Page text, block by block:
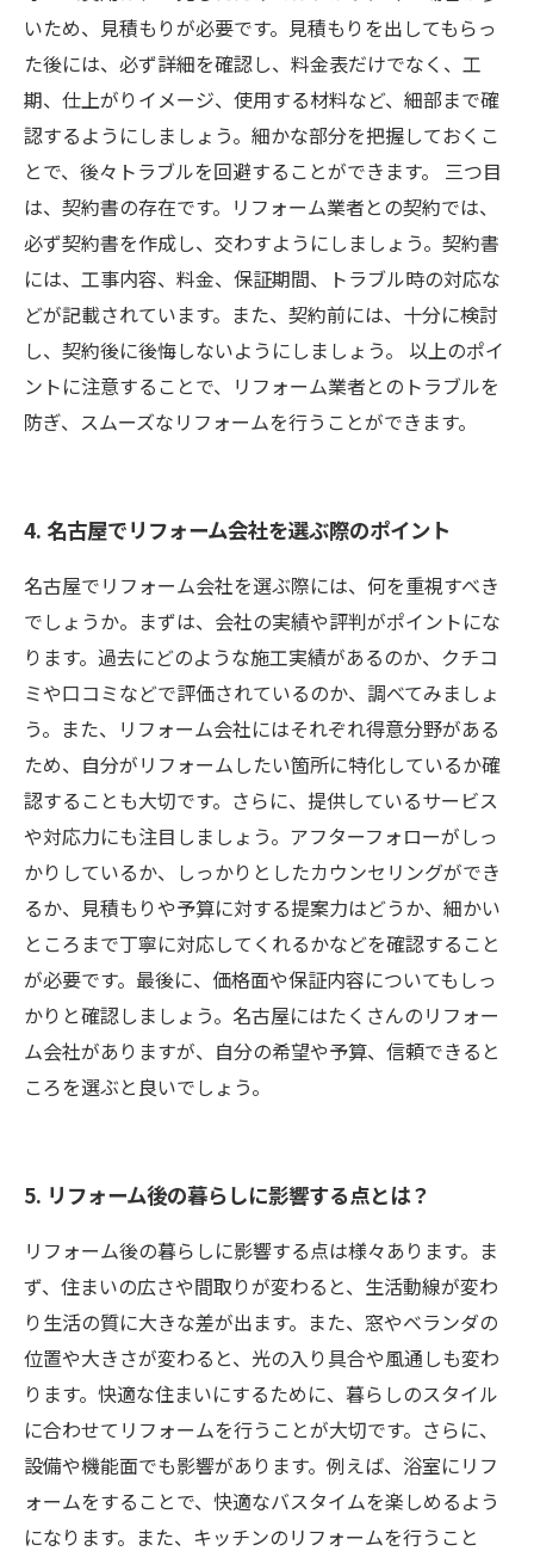
いため、見積もりが必要です。見積もりを出してもらっ
た後には、必ず詳細を確認し、料金表だけでなく、工
期、仕上がりイメージ、使用する材料など、細部まで確
認するようにしましょう。細かな部分を把握しておくこ
とで、後々トラブルを回避することができます。 三つ目
は、契約書の存在です。リフォーム業者との契約では、
必ず契約書を作成し、交わすようにしましょう。契約書
には、工事内容、料金、保証期間、トラブル時の対応な
どが記載されています。また、契約前には、十分に検討
し、契約後に後悔しないようにしましょう。 以上のポイ
ントに注意することで、リフォーム業者とのトラブルを
防ぎ、スムーズなリフォームを行うことができます。
4. 名古屋でリフォーム会社を選ぶ際のポイント
名古屋でリフォーム会社を選ぶ際には、何を重視すべき
でしょうか。まずは、会社の実績や評判がポイントにな
ります。過去にどのような施工実績があるのか、クチコ
ミや口コミなどで評価されているのか、調べてみましょ
う。また、リフォーム会社にはそれぞれ得意分野がある
ため、自分がリフォームしたい箇所に特化しているか確
認することも大切です。さらに、提供しているサービス
や対応力にも注目しましょう。アフターフォローがしっ
かりしているか、しっかりとしたカウンセリングができ
るか、見積もりや予算に対する提案力はどうか、細かい
ところまで丁寧に対応してくれるかなどを確認すること
が必要です。最後に、価格面や保証内容についてもしっ
かりと確認しましょう。名古屋にはたくさんのリフォー
ム会社がありますが、自分の希望や予算、信頼できると
ころを選ぶと良いでしょう。
5. リフォーム後の暮らしに影響する点とは？
リフォーム後の暮らしに影響する点は様々あります。ま
ず、住まいの広さや間取りが変わると、生活動線が変わ
り生活の質に大きな差が出ます。また、窓やベランダの
位置や大きさが変わると、光の入り具合や風通しも変わ
ります。快適な住まいにするために、暮らしのスタイル
に合わせてリフォームを行うことが大切です。さらに、
設備や機能面でも影響があります。例えば、浴室にリフ
ォームをすることで、快適なバスタイムを楽しめるよう
になります。また、キッチンのリフォームを行うこと